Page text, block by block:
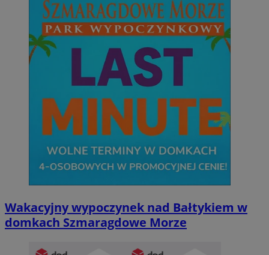
Wakacyjny wypoczynek nad Bałtykiem w
domkach Szmaragdowe Morze